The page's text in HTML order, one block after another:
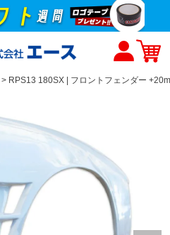
RPS13 180SX | フロントフェンダー